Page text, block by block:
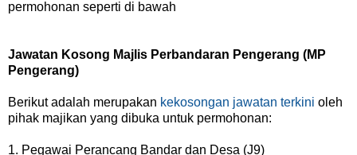
permohonan seperti di bawah
Jawatan Kosong Majlis Perbandaran Pengerang (MP
Pengerang)
Berikut adalah merupakan kekosongan jawatan terkini oleh
pihak majikan yang dibuka untuk permohonan:
1. Pegawai Perancang Bandar dan Desa (J9)